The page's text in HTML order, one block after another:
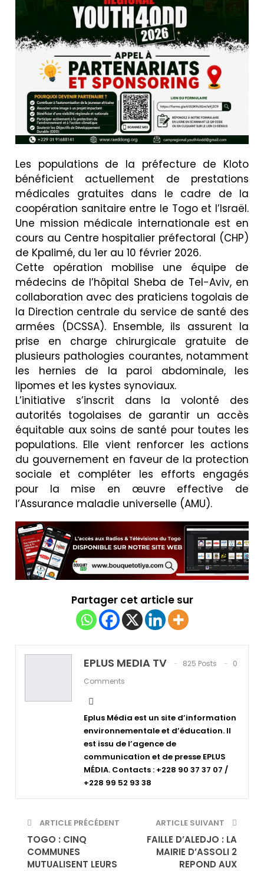
Les populations de la préfecture de Kloto
bénéficient actuellement de prestations
médicales gratuites dans le cadre de la
coopération sanitaire entre le Togo et l’Israël.
Une mission médicale internationale est en
cours au Centre hospitalier préfectoral (CHP)
de Kpalimé, du 1er au 10 février 2026.
Cette opération mobilise une équipe de
médecins de l’hôpital Sheba de Tel-Aviv, en
collaboration avec des praticiens togolais de
la Direction centrale du service de santé des
armées (DCSSA). Ensemble, ils assurent la
prise en charge chirurgicale gratuite de
plusieurs pathologies courantes, notamment
les hernies de la paroi abdominale, les
lipomes et les kystes synoviaux.
L’initiative s’inscrit dans la volonté des
autorités togolaises de garantir un accès
équitable aux soins de santé pour toutes les
populations. Elle vient renforcer les actions
du gouvernement en faveur de la protection
sociale et compléter les efforts engagés
pour la mise en œuvre effective de
l’Assurance maladie universelle (AMU).
Partager cet article sur
EPLUS MEDIA TV 825 Posts
0
Comments
Eplus Média est un site d’information
environnementale et d’éducation. Il
est issu de l’agence de
communication et de presse EPLUS
MÉDIA. Contacts : +228 90 37 37 07 /
+228 99 52 93 38
ARTICLE PRÉCÉDENT
TOGO : CINQ
COMMUNES
MUTUALISENT LEURS
ARTICLE SUIVANT
FAILLE D’ALEDJO : LA
MAIRIE D’ASSOLI 2
REPOND AUX